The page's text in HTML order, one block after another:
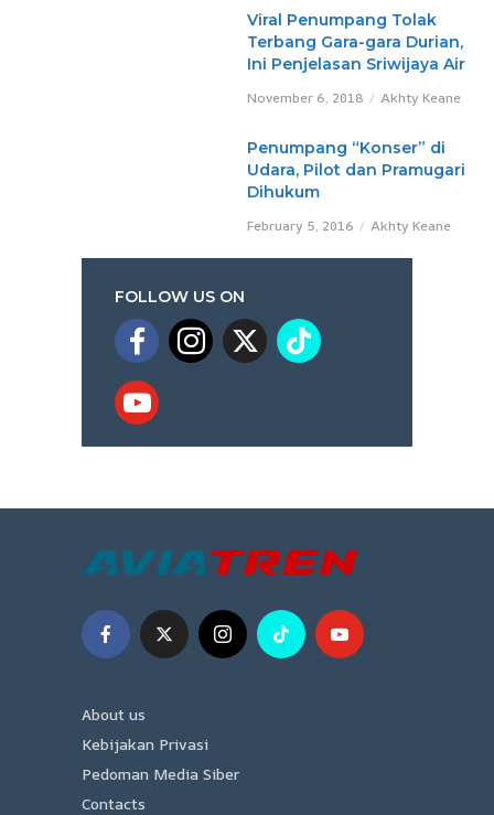
Viral Penumpang Tolak
Terbang Gara-gara Durian,
Ini Penjelasan Sriwijaya Air
November 6, 2018 Akhty Keane
Penumpang “Konser” di
Udara, Pilot dan Pramugari
Dihukum
February 5, 2016 Akhty Keane
FOLLOW US ON
About us
Kebijakan Privasi
Pedoman Media Siber
Contacts